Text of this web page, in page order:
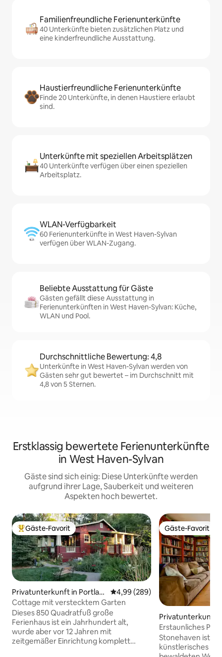
Familienfreundliche Ferienunterkünfte
40 Unterkünfte bieten zusätzlichen Platz und
eine kinderfreundliche Ausstattung.
Haustierfreundliche Ferienunterkünfte
Finde 20 Unterkünfte, in denen Haustiere erlaubt
sind.
Unterkünfte mit speziellen Arbeitsplätzen
40 Unterkünfte verfügen über einen speziellen
Arbeitsplatz.
WLAN-Verfügbarkeit
60 Ferienunterkünfte in West Haven-Sylvan
verfügen über WLAN-Zugang.
Beliebte Ausstattung für Gäste
Gästen gefällt diese Ausstattung in
Ferienunterkünften in West Haven-Sylvan: Küche,
WLAN und Pool.
Durchschnittliche Bewertung: 4,8
Unterkünfte in West Haven-Sylvan werden von
Gästen sehr gut bewertet – im Durchschnitt mit
4,8 von 5 Sternen.
Erstklassig bewertete Ferienunterkünfte
in West Haven-Sylvan
Gäste sind sich einig: Diese Unterkünfte werden
aufgrund ihrer Lage, Sauberkeit und weiteren
Aspekten hoch bewertet.
Beliebter Gäste-Favorit.
Gäste-Favorit
Privatunterkunft in Portlan
d
Durchschnittliche Bewertung:
4,99 (289)
Cottage mit verstecktem Garten
Dieses 850 Quadratfuß große
Ferienhaus ist ein Jahrhundert alt,
wurde aber vor 12 Jahren mit
zeitgemäßer Einrichtung komplett
Gäste-Favorit
Gäste-Favorit
Privatunterkunft
d
Erstaunliches
Zuhause
Stonehaven ist
künstlerisches